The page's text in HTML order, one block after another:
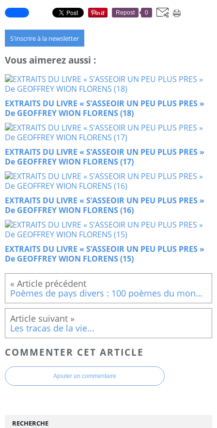
Repost 0
S'inscrire à la newsletter
Vous aimerez aussi :
EXTRAITS DU LIVRE « S’ASSEOIR UN PEU PLUS PRES »
De GEOFFREY WION FLORENS (18)
EXTRAITS DU LIVRE « S’ASSEOIR UN PEU PLUS PRES »
De GEOFFREY WION FLORENS (17)
EXTRAITS DU LIVRE « S’ASSEOIR UN PEU PLUS PRES »
De GEOFFREY WION FLORENS (16)
EXTRAITS DU LIVRE « S’ASSEOIR UN PEU PLUS PRES »
De GEOFFREY WION FLORENS (15)
Poèmes de pays divers : 100 poèmes du monde pour les enfants (Pays lointains)
Les tracas de la vie...
COMMENTER CET ARTICLE
Ajouter un commentaire
RECHERCHE